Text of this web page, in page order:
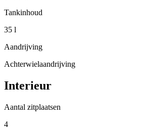
Tankinhoud
35 l
Aandrijving
Achterwielaandrijving
Interieur
Aantal zitplaatsen
4